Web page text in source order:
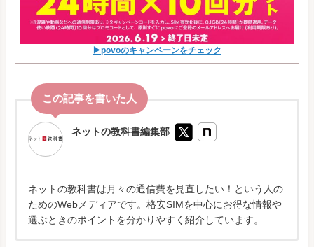
▶povoのキャンペーンをチェック
ネットの教科書編集部
ネットの教科書は月々の通信費を見直したい！という人の
ためのWebメディアです。格安SIMを中心にお得な情報や
選ぶときのポイントを分かりやすく紹介しています。